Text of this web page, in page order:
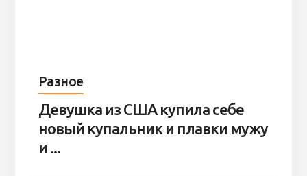
Разное
Девушка из США купила себе
новый купальник и плавки мужу
и ...